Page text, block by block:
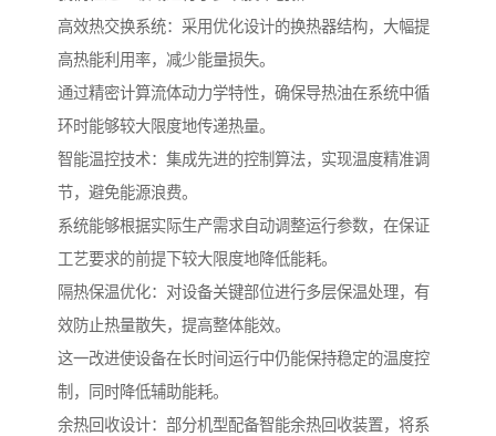
高效热交换系统：采用优化设计的换热器结构，大幅提
高热能利用率，减少能量损失。
通过精密计算流体动力学特性，确保导热油在系统中循
环时能够较大限度地传递热量。
智能温控技术：集成先进的控制算法，实现温度精准调
节，避免能源浪费。
系统能够根据实际生产需求自动调整运行参数，在保证
工艺要求的前提下较大限度地降低能耗。
隔热保温优化：对设备关键部位进行多层保温处理，有
效防止热量散失，提高整体能效。
这一改进使设备在长时间运行中仍能保持稳定的温度控
制，同时降低辅助能耗。
余热回收设计：部分机型配备智能余热回收装置，将系